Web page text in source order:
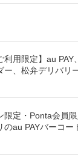
利用限定】au
ー、松弁デリバリ
限定・Ponta会員
のau PAYバーコー